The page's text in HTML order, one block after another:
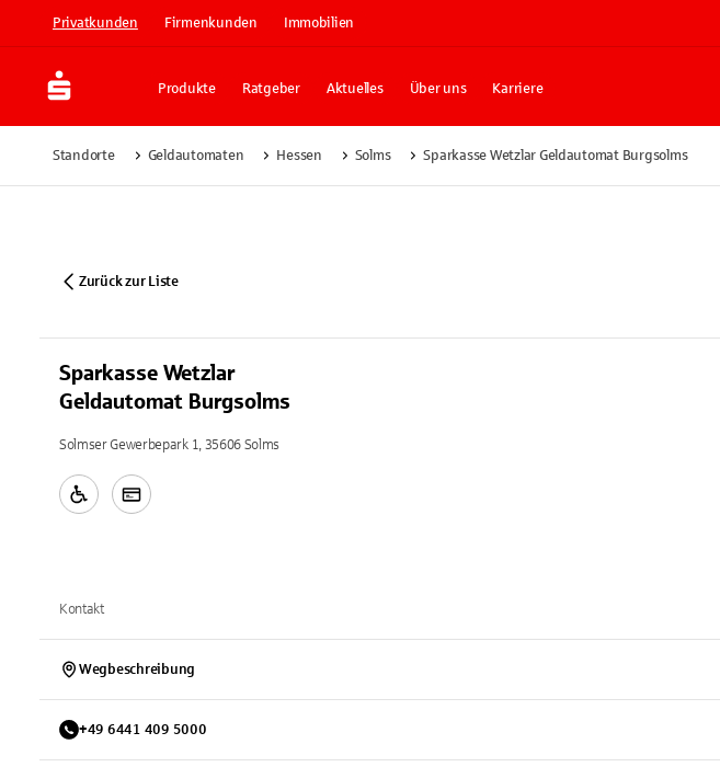
Privatkunden Firmenkunden Immobilien
Produkte Ratgeber Aktuelles Über uns Karriere
Standorte Geldautomaten Hessen Solms Sparkasse Wetzlar Geldautomat Burgsolms
Zurück zur Liste
Sparkasse Wetzlar
Geldautomat Burgsolms
Solmser Gewerbepark 1, 35606 Solms
Kontakt
Wegbeschreibung
+49 6441 409 5000